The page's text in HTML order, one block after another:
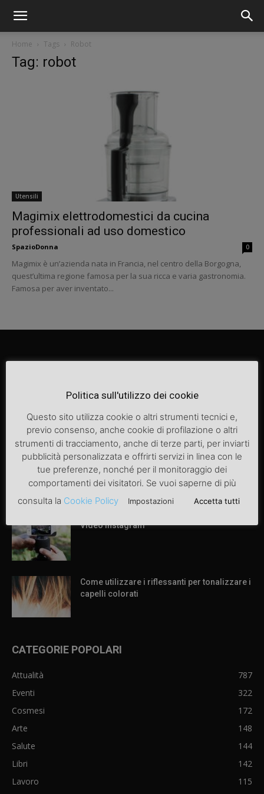
Home Tags Robot
Tag: robot
Utensili
Magimix elettrodomestici da cucina
professionali ad uso domestico
SpazioDonna 0
Magimix è un’azienda nata in Francia, nel centro della Borgogna,
quest’ultima regione famosa per la sua ricca e varia gastronomia.
Famosa per aver inventato...
ARTICOLI POPOLARI
Articolo di prova
Video instagram
Come utilizzare i riflessanti per tonalizzare i
capelli colorati
CATEGORIE POPOLARI
Attualità
787
Eventi
322
Cosmesi
172
Arte
148
Salute
144
Libri
142
Lavoro
115
Politica sull'utilizzo dei cookie
Questo sito utilizza cookie o altri strumenti tecnici e,
previo consenso, anche cookie di profilazione o altri
strumenti di tracciamento, anche di terze parti, per inviarti
pubblicità personalizzata e offrirti servizi in linea con le
tue preferenze, nonché per il monitoraggio dei
comportamenti dei visitatori. Se vuoi saperne di più
consulta la Cookie Policy Impostazioni Accetta tutti